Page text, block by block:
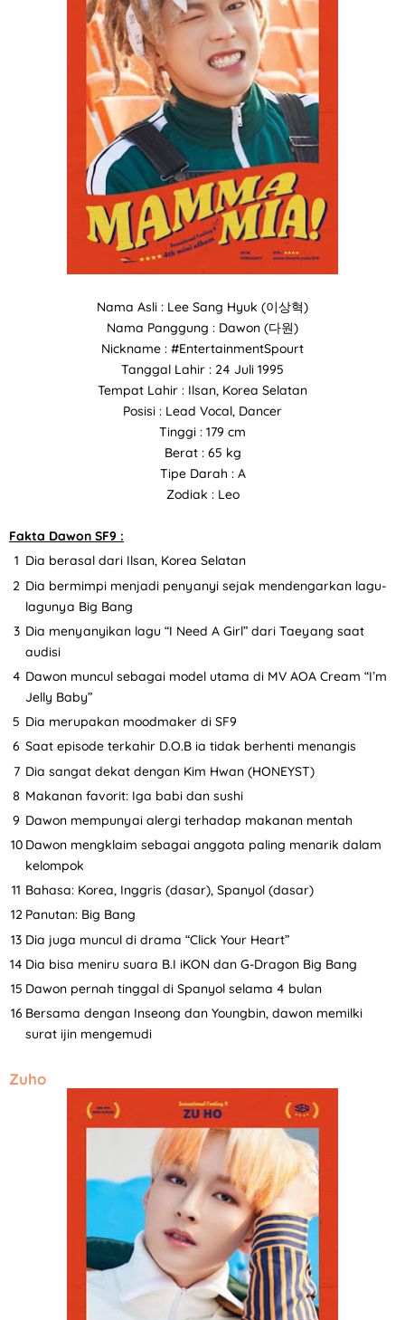
Nama Asli : Lee Sang Hyuk (이상혁)
Nama Panggung : Dawon (다원)
Nickname : #EntertainmentSpourt
Tanggal Lahir : 24 Juli 1995
Tempat Lahir : Ilsan, Korea Selatan
Posisi : Lead Vocal, Dancer
Tinggi : 179 cm
Berat : 65 kg
Tipe Darah : A
Zodiak : Leo
Fakta Dawon SF9 :
Dia berasal dari Ilsan, Korea Selatan
Dia bermimpi menjadi penyanyi sejak mendengarkan lagu-
lagunya Big Bang
Dia menyanyikan lagu “I Need A Girl” dari Taeyang saat
audisi
Dawon muncul sebagai model utama di MV AOA Cream “I’m
Jelly Baby”
Dia merupakan moodmaker di SF9
Saat episode terkahir D.O.B ia tidak berhenti menangis
Dia sangat dekat dengan Kim Hwan (HONEYST)
Makanan favorit: Iga babi dan sushi
Dawon mempunyai alergi terhadap makanan mentah
Dawon mengklaim sebagai anggota paling menarik dalam
kelompok
Bahasa: Korea, Inggris (dasar), Spanyol (dasar)
Panutan: Big Bang
Dia juga muncul di drama “Click Your Heart”
Dia bisa meniru suara B.I iKON dan G-Dragon Big Bang
Dawon pernah tinggal di Spanyol selama 4 bulan
Bersama dengan Inseong dan Youngbin, dawon memilki
surat ijin mengemudi
Zuho